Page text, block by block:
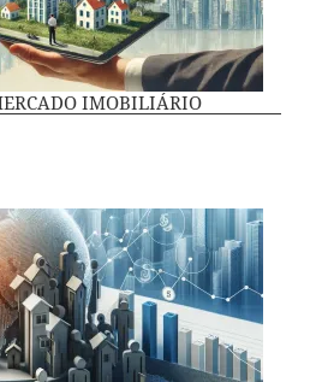
IMOBILIÁRIO